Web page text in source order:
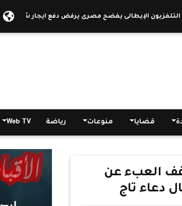
الإيطالى يفضح مصرى يرفض دفع ايجار شقته ويؤجره ل7 اشخاص
قضايا منوعات رياضة Web TV
العبء عن
دعاء تاج